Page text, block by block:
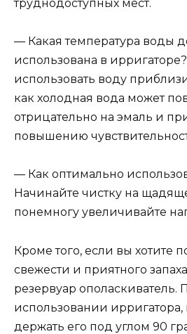
труднодоступных мест.
— Какая температура воды
использована в
использовать воду
как холодная вода может
отрицательно на эмаль и
повышению
— Как оптимально
Начинайте чистку на
понемногу увеличивайте
Кроме того, если вы хотите
свежести и приятного
резервуар ополаскиватель.
использовании
держать его под углом 90